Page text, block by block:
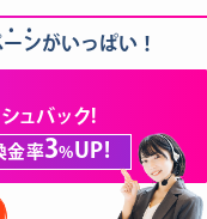
ンがいっぱい！
ュバック!
金率3%UP!